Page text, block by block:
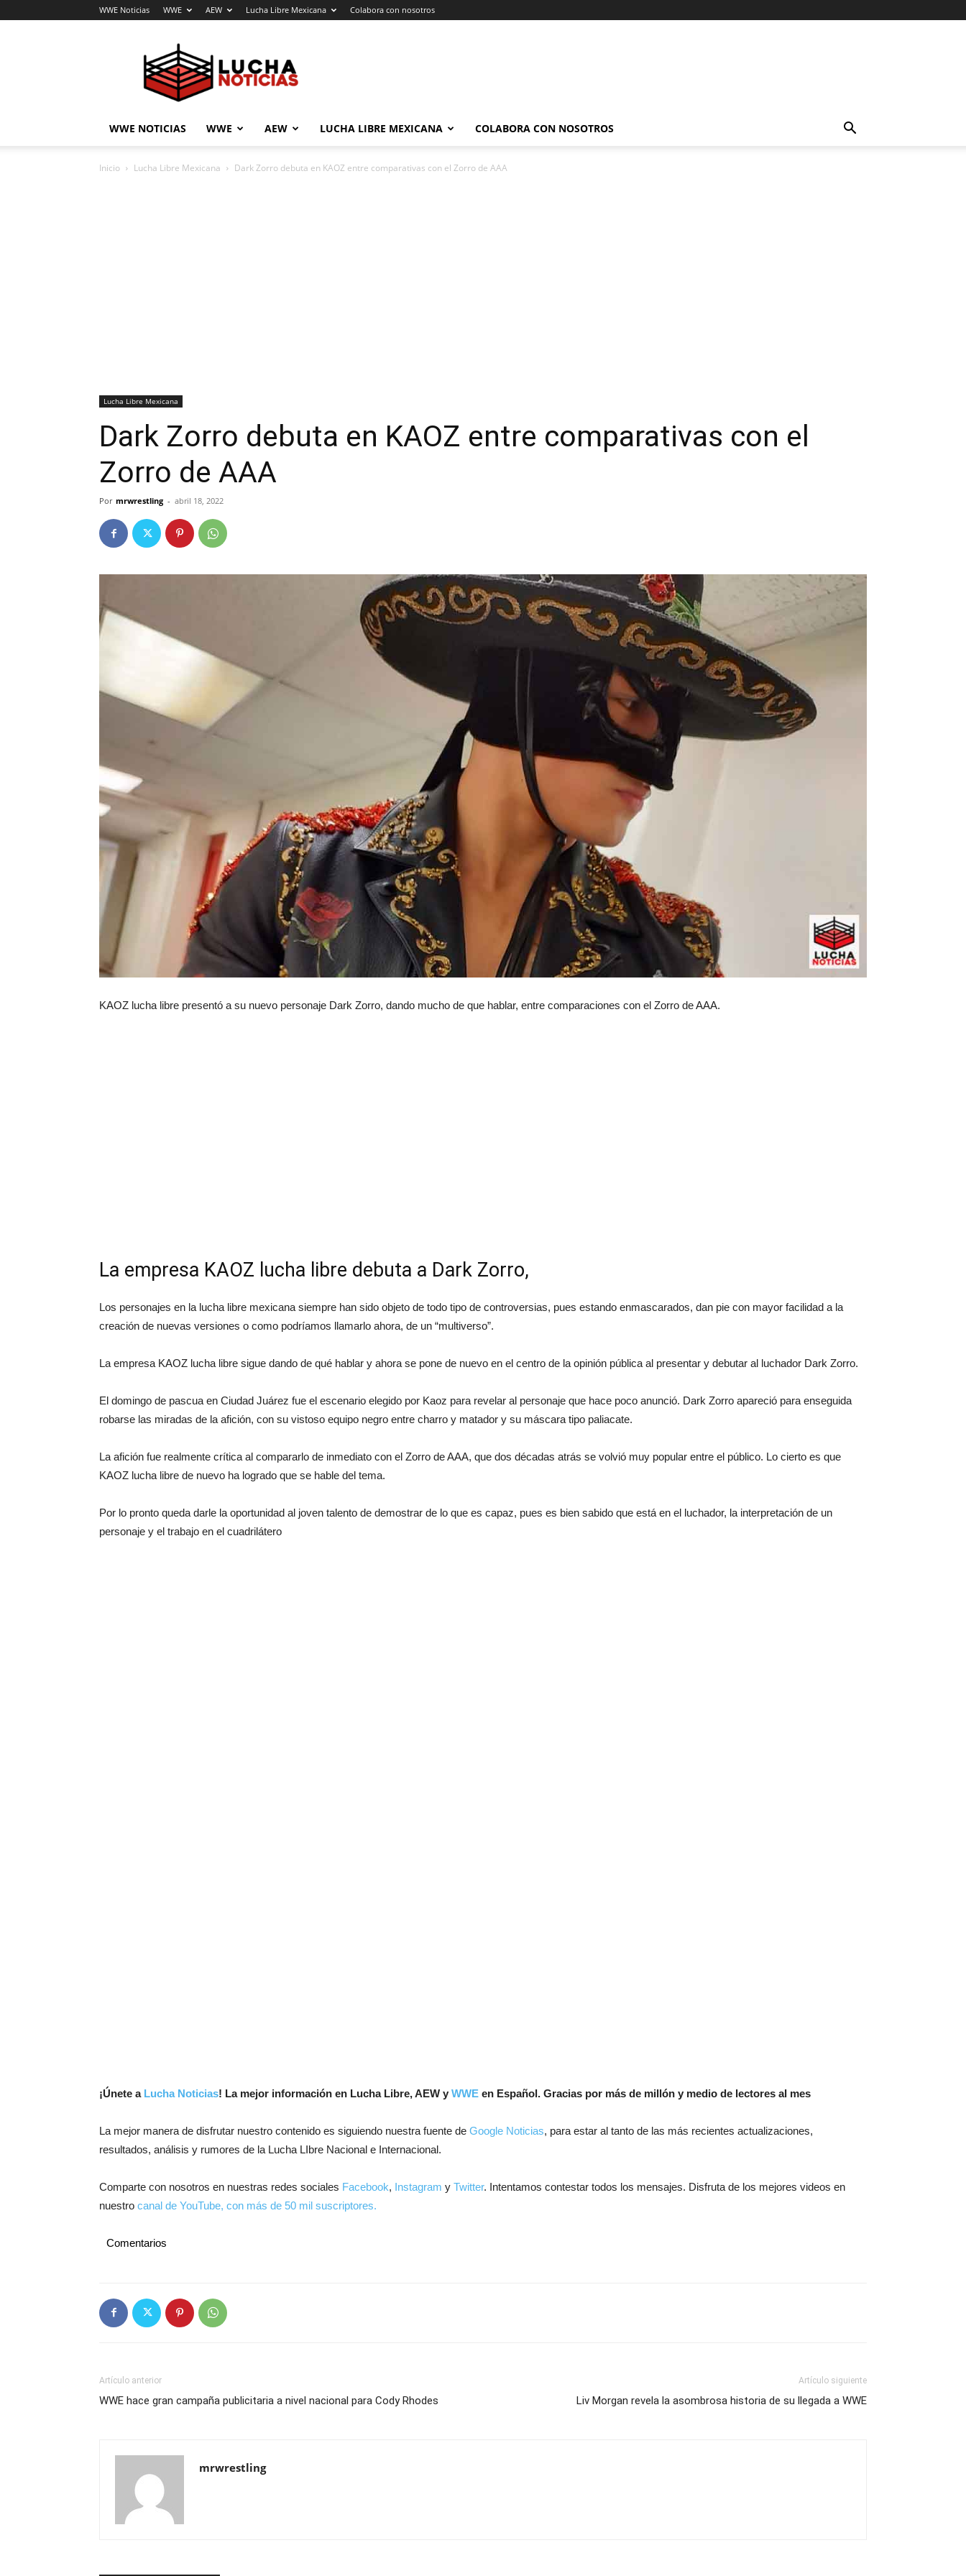
WWE Noticias WWE AEW Lucha Libre Mexicana Colabora con nosotros
Noticias
WWE NOTICIAS WWE AEW LUCHA LIBRE MEXICANA COLABORA CON NOSOTROS
Inicio Lucha Libre Mexicana Dark Zorro debuta en KAOZ entre comparativas con el Zorro de AAA
Lucha Libre Mexicana
Dark Zorro debuta en KAOZ entre comparativas con el
Zorro de AAA
Por mrwrestling - abril 18, 2022
KAOZ lucha libre presentó a su nuevo personaje Dark Zorro, dando mucho de que hablar, entre comparaciones con el Zorro de AAA.
La empresa KAOZ lucha libre debuta a Dark Zorro,
Los personajes en la lucha libre mexicana siempre han sido objeto de todo tipo de controversias, pues estando enmascarados, dan pie con mayor facilidad a la
creación de nuevas versiones o como podríamos llamarlo ahora, de un “multiverso”.
La empresa KAOZ lucha libre sigue dando de qué hablar y ahora se pone de nuevo en el centro de la opinión pública al presentar y debutar al luchador Dark Zorro.
El domingo de pascua en Ciudad Juárez fue el escenario elegido por Kaoz para revelar al personaje que hace poco anunció. Dark Zorro apareció para enseguida
robarse las miradas de la afición, con su vistoso equipo negro entre charro y matador y su máscara tipo paliacate.
La afición fue realmente crítica al compararlo de inmediato con el Zorro de AAA, que dos décadas atrás se volvió muy popular entre el público. Lo cierto es que
KAOZ lucha libre de nuevo ha logrado que se hable del tema.
Por lo pronto queda darle la oportunidad al joven talento de demostrar de lo que es capaz, pues es bien sabido que está en el luchador, la interpretación de un
personaje y el trabajo en el cuadrilátero
¡Únete a Lucha Noticias! La mejor información en Lucha Libre, AEW y WWE en Español. Gracias por más de millón y medio de lectores al mes
La mejor manera de disfrutar nuestro contenido es siguiendo nuestra fuente de Google Noticias, para estar al tanto de las más recientes actualizaciones,
resultados, análisis y rumores de la Lucha LIbre Nacional e Internacional.
Comparte con nosotros en nuestras redes sociales Facebook, Instagram y Twitter. Intentamos contestar todos los mensajes. Disfruta de los mejores videos en
nuestro canal de YouTube, con más de 50 mil suscriptores.
Comentarios
Artículo anterior
WWE hace gran campaña publicitaria a nivel nacional para Cody Rhodes
Artículo siguiente
Liv Morgan revela la asombrosa historia de su llegada a WWE
mrwrestling